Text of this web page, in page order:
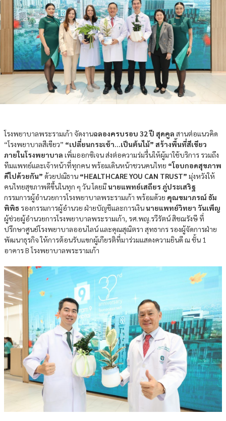
โรงพยาบาลพระรามเก้า จัดงานฉลองครบรอบ 32 ปี สุดคูล สานต่อแนวคิด
“โรงพยาบาลสีเขียว” “เปลี่ยนกระเช้า…เป็นต้นไม้” สร้างพื้นที่สีเขียว
ภายในโรงพยาบาล เพิ่มออกซิเจน ส่งต่อความร่มรื่นให้ผู้มาใช้บริการ รวมถึง
ทีมแพทย์และเจ้าหน้าที่ทุกคน พร้อมเดินหน้าชวนคนไทย “โอบกอดสุขภาพ
ดีไปด้วยกัน” ด้วยปณิธาน “HEALTHCARE YOU CAN TRUST” มุ่งหวังให้
คนไทยสุขภาพดีขึ้นในทุก ๆ วัน โดยมีนายแพทย์เสถียร ภู่ประเสริฐ
กรรมการผู้อำนวยการโรงพยาบาลพระรามเก้า พร้อมด้วย คุณขมาภรณ์ ธัม
พิพิธ รองกรรมการผู้อำนวย ฝ่ายบัญชีและการเงินนายแพทย์วิทยา วันเพ็ญ
ผู้ช่วยผู้อำนวยการโรงพยาบาลพระรามเก้า, รศ.พญ.รวีรัตน์ สิชฌรังษี ที่
ปรึกษาศูนย์โรงพยาบาลออนไลน์ และคุณสุณิตรา สุทธากร รองผู้จัดการฝ่าย
พัฒนาธุรกิจ ให้การต้อนรับแขกผู้เกียรติที่มาร่วมแสดงความยินดี ณ ชั้น 1
อาคาร B โรงพยาบาลพระรามเก้า